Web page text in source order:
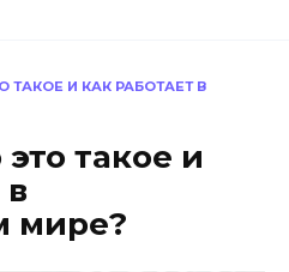
ТАКОЕ И КАК РАБОТАЕТ В
такое и
в
мире?